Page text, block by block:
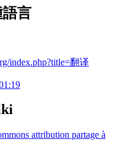
言
index.php?title=翻译
attribution partage à